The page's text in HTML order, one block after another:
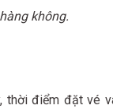
không.
thời điểm đặt vé